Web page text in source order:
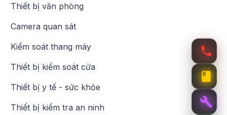
Thiết bị văn phòng
Camera quan sát
Kiểm soát thang máy
Thiết bị kiểm soát cửa
Thiết bị y tế - sức khỏe
Thiết bị kiểm tra an ninh